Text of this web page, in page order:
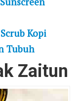
Kopi
Tubuh
Zaitun